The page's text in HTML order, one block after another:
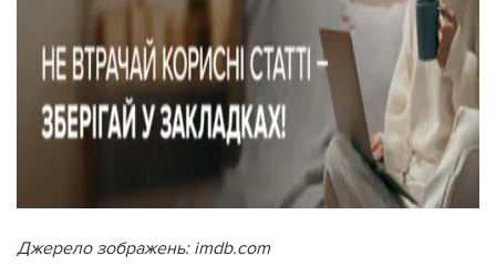
Джерело зображень: imdb.com